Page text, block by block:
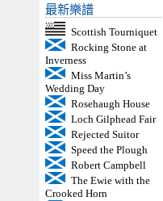
最新樂譜
Scottish Tourniquet
Rocking Stone at
Inverness
Miss Martin’s
Wedding Day
Rosehaugh House
Loch Gilphead Fair
Rejected Suitor
Speed the Plough
Robert Campbell
The Ewie with the
Crooked Horn